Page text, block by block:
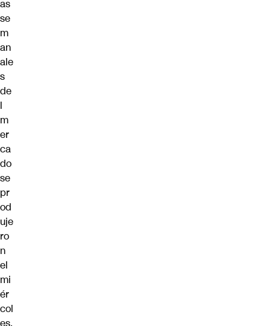
as
se
m
an
ale
s
de
l
m
er
ca
do
se
pr
od
uje
ro
n
el
mi
ér
col
es,